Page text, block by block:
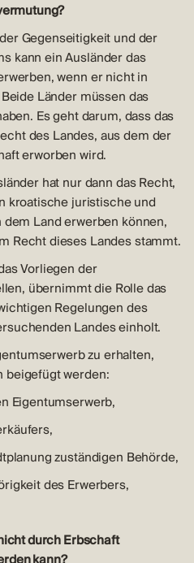
Gegenseitigkeit und der
kann ein Ausländer das
wenn er nicht in
Länder müssen das
Es geht darum, dass das
des Landes, aus dem der
erworben wird.
hat nur dann das Recht,
kroatische juristische und
Land erwerben können,
Recht dieses Landes stammt.
Vorliegen der
übernimmt die Rolle das
Regelungen des
Landes einholt.
zu erhalten,
beigefügt werden:
Eigentumserwerb,
zuständigen Behörde,
des Erwerbers,
durch Erbschaft